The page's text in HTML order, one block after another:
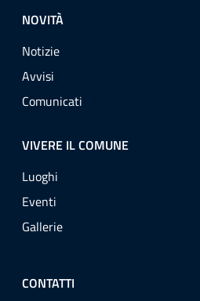
NOVITÀ
Notizie
Avvisi
Comunicati
VIVERE IL COMUNE
Luoghi
Eventi
Gallerie
CONTATTI